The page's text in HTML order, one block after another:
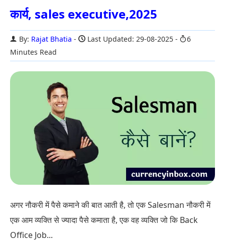
कार्य, sales executive,2025
By: Rajat Bhatia Last Updated: 29-08-2025
6
Minutes Read
अगर नौकरी में पैसे कमाने की बात आती है, तो एक Salesman नौकरी में
एक आम व्यक्ति से ज्यादा पैसे कमाता है, एक वह व्यक्ति जो कि Back
Office Job...